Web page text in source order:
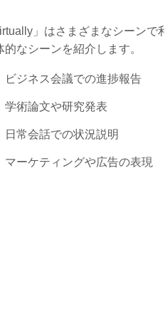
」はさまざまなシーンで
的なシーンを紹介します。
ビジネス会議での進捗報告
学術論文や研究発表
日常会話での状況説明
マーケティングや広告の表現